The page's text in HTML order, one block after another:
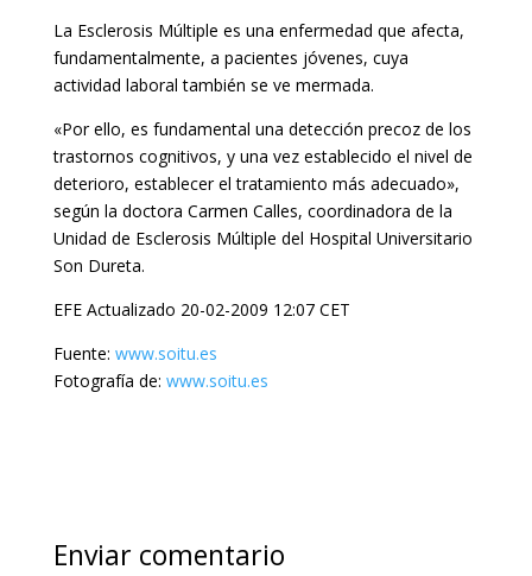
La Esclerosis Múltiple es una enfermedad que afecta,
fundamentalmente, a pacientes jóvenes, cuya
actividad laboral también se ve mermada.
«Por ello, es fundamental una detección precoz de los
trastornos cognitivos, y una vez establecido el nivel de
deterioro, establecer el tratamiento más adecuado»,
según la doctora Carmen Calles, coordinadora de la
Unidad de Esclerosis Múltiple del Hospital Universitario
Son Dureta.
EFE Actualizado 20-02-2009 12:07 CET
Fuente: www.soitu.es
Fotografía de: www.soitu.es
Enviar comentario